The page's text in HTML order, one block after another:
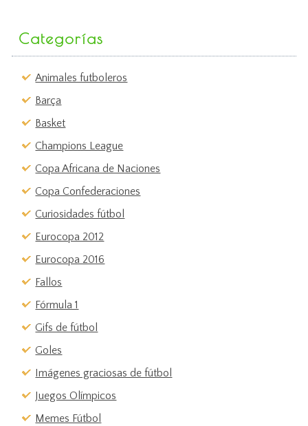
Categorías
Animales futboleros
Barça
Basket
Champions League
Copa Africana de Naciones
Copa Confederaciones
Curiosidades fútbol
Eurocopa 2012
Eurocopa 2016
Fallos
Fórmula 1
Gifs de fútbol
Goles
Imágenes graciosas de fútbol
Juegos Olímpicos
Memes Fútbol